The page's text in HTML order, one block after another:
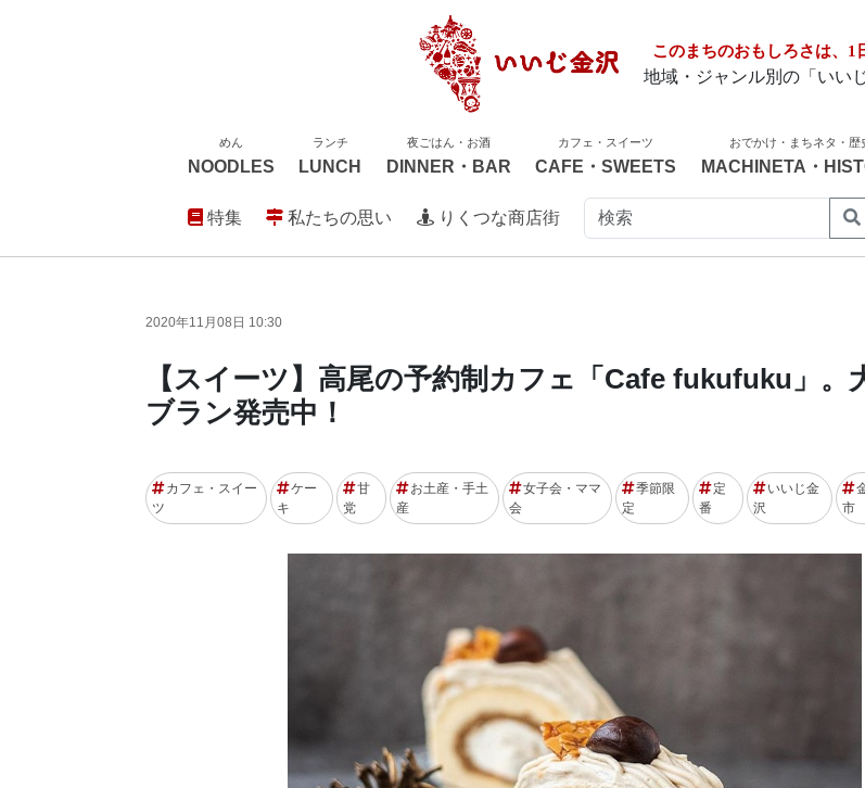
このまちのおもしろさは、1
地域・ジャンル別の「いい
めん
NOODLES
ランチ
LUNCH
夜ごはん・お酒
DINNER・BAR
カフェ・スイーツ
CAFE・SWEETS
おでかけ・まちネタ・歴
MACHINETA・
特集 私たちの思い りくつな商店街
2020年11月08日 10:30
【スイーツ】高尾の予約制カフェ「Cafe fukufuku」。
ブラン発売中！
カフェ・スイー
ツ
ケー
キ
甘
党
お土産・手土
産
女子会・ママ
会
季節限
定
定
番
いいじ金
沢
市